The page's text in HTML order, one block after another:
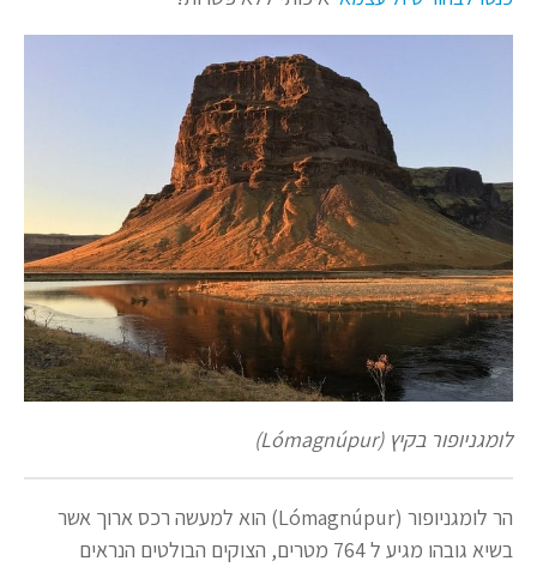
לומגניופור בקיץ (Lómagnúpur)
הר לומגניופור (Lómagnúpur) הוא למעשה רכס ארוך אשר
בשיא גובהו מגיע ל 764 מטרים, הצוקים הבולטים הנראים